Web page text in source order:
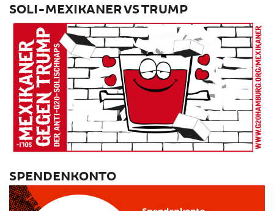
SOLI-MEXIKANER VS TRUMP
SPENDENKONTO